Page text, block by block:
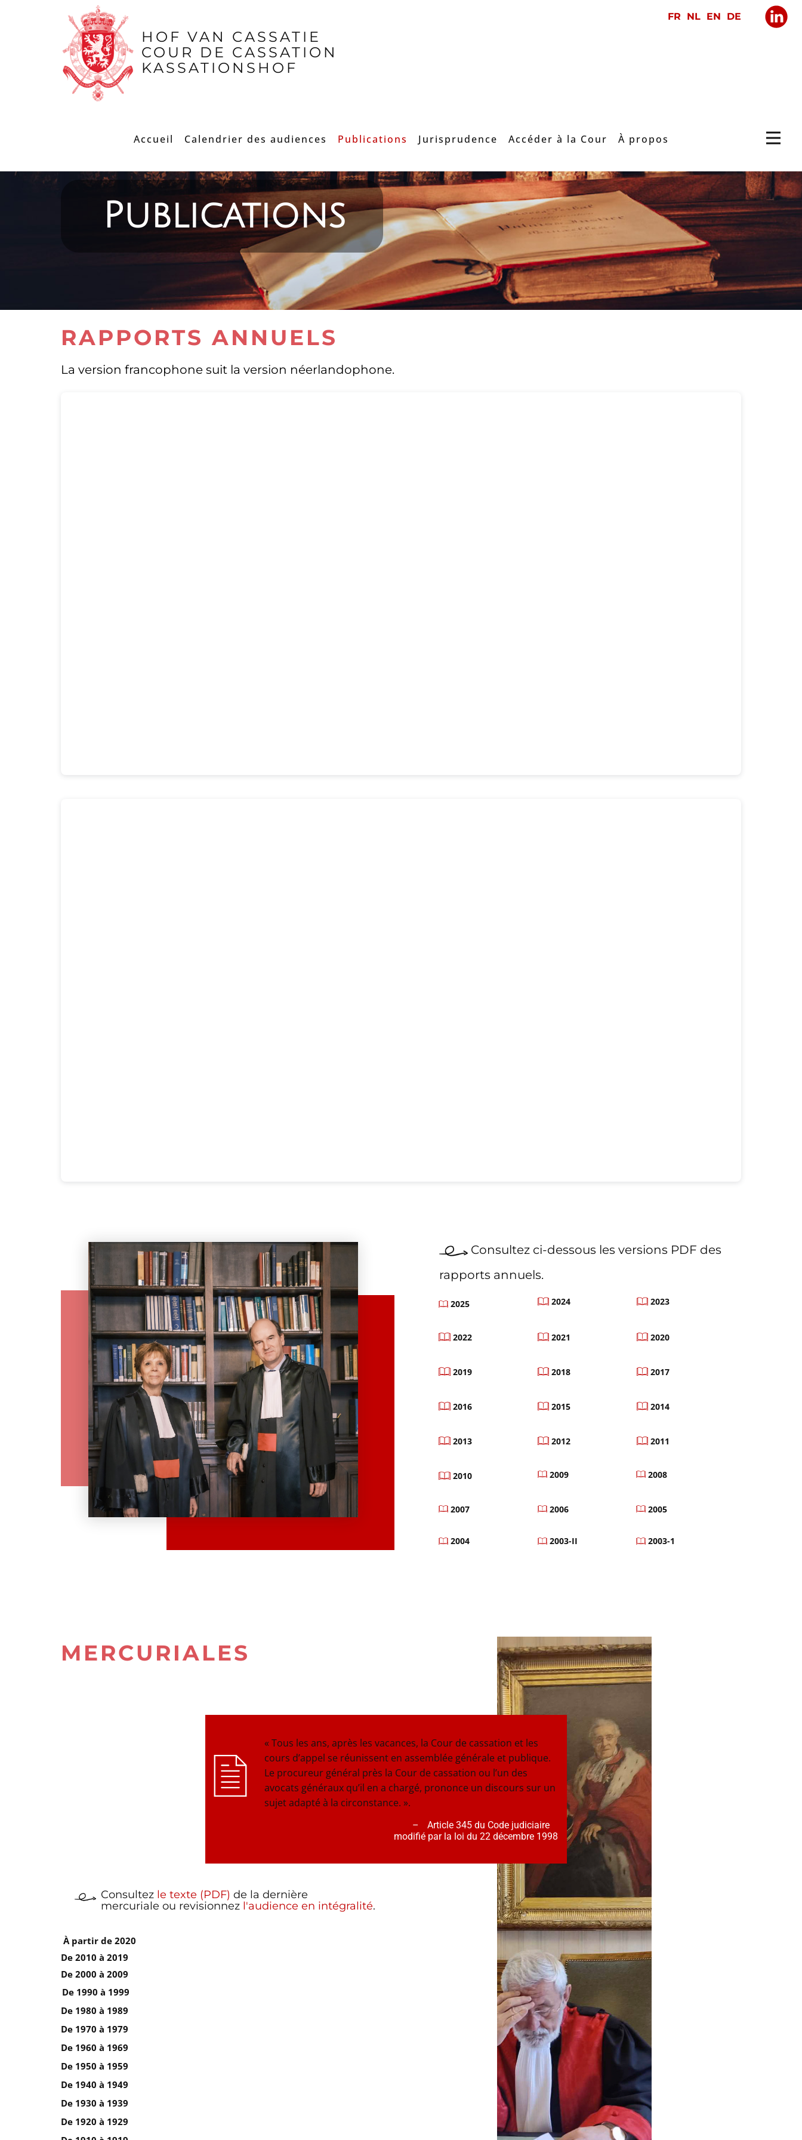
HOF VAN CASSATIE
COUR DE CASSATION
KASSATIONSHOF
Accueil Calendrier des audiences Publications Jurisprudence Accéder à la Cour À propos
Publications
RAPPORTS​ AN​​NUELS
La version francophone suit la version néerlandophone.
Consultez ci-dessous les versions PDF des
rapports annuels.
2025 2024 2023
2022 2021 2020
2019 2018 2017
2016 2015 2014
2013 2012 2011
2010 2009 2008
2007 2006 2005
2004 2003-II 2003-1
MERCURIALES
Consultez le texte (PDF) de la dernière
mercuriale ou revisionnez l'audience en intégralité.
À partir de 2020
De 2010 à 2019
De 2000 à 2009
De 1990 à 1999
De 1980 à 1989
De 1970 à 1979
De 1960 à 1969
De 1950 à 1959
De 1940 à 1949
De 1930 à 1939
De 1920 à 1929
« Tous les ans, après les vacances, la Cour de cassation et les
cours d’appel se réunissent en assemblée générale et publique.
Le procureur général près la Cour de cassation ou l’un des
avocats généraux qu’il en a chargé, prononce un discours sur un
sujet adapté à la circonstance. ».
–
Article 345 du Code judiciaire
modifié par la loi du 22 décembre 1998